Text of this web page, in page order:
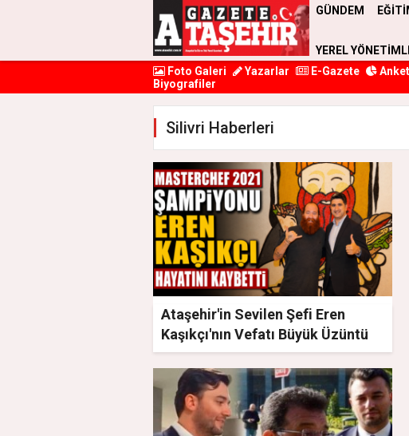
GÜNDEM
YEREL
Foto Galeri
Yazarlar E-Gazete
Biyografiler
Silivri Haberleri
Ataşehir'in Sevilen Şefi Eren
Kaşıkçı'nın Vefatı Büyük Üzüntü
Yarattı